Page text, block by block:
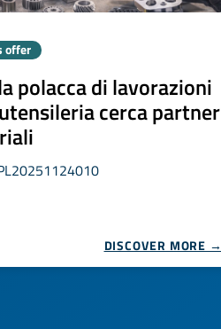
offer
polacca di lavorazioni
utensileria cerca partner
DISCOVER MORE →